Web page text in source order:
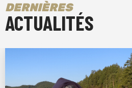
DERNIÈRES
ACTUALITÉS